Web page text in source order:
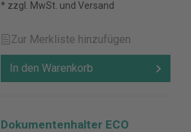
* zzgl. MwSt. und Versand
Zur Merkliste hinzufügen
In den Warenkorb
Dokumentenhalter ECO